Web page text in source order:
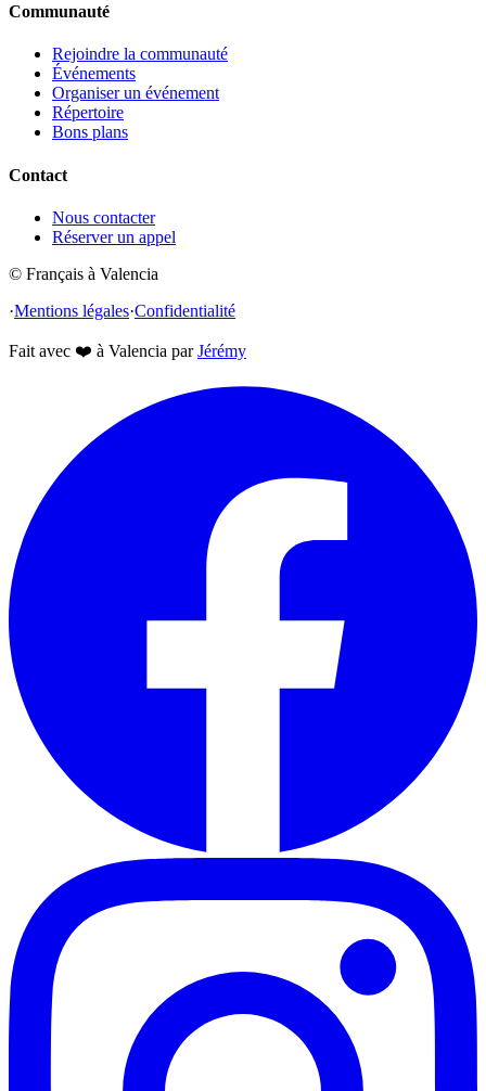
Communauté
Rejoindre la communauté
Événements
Organiser un événement
Répertoire
Bons plans
Contact
Nous contacter
Réserver un appel
© Français à Valencia
·Mentions légales·Confidentialité
Fait avec ❤️ à Valencia par Jérémy